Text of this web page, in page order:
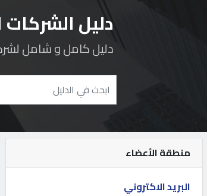
اعلانك
مطلوب
دليل
دليل كامل و شامل
منطقة الأعضاء
البريد الاكتروني